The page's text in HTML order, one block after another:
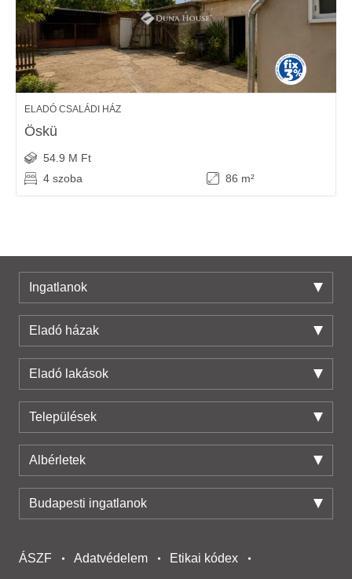
ELADÓ CSALÁDI HÁZ
Öskü
54.9 M Ft
4 szoba
86 m²
Ingatlanok
Eladó házak
Eladó lakások
Települések
Albérletek
Budapesti ingatlanok
ÁSZF Adatvédelem Etikai kódex